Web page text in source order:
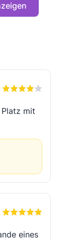
mit
eines